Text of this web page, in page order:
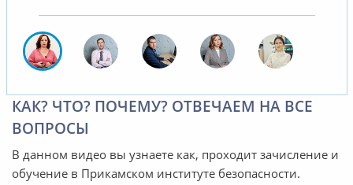
КАК? ЧТО? ПОЧЕМУ? ОТВЕЧАЕМ НА ВСЕ
ВОПРОСЫ
В данном видео вы узнаете как, проходит зачисление и
обучение в Прикамском институте безопасности.